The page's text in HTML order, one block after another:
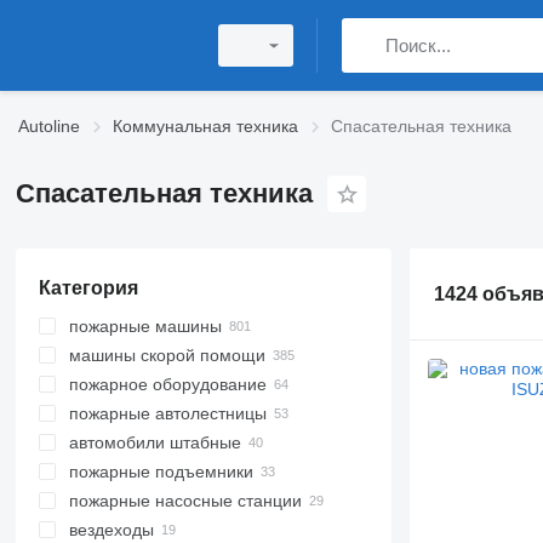
Autoline Коммунальная техника Спасательная техника
Спасательная техника
Категория
пожарные машины
машины скорой помощи
пожарное оборудование
пожарные автолестницы
автомобили штабные
пожарные подъемники
пожарные насосные станции
вездеходы
1424